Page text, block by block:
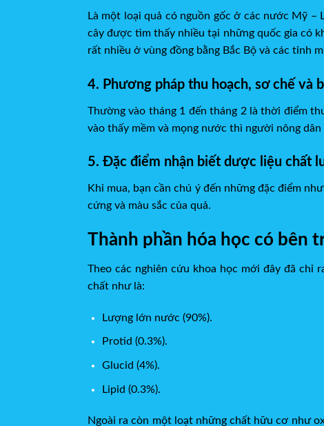
Là một loại quả có nguồn gốc ở các nước Mỹ
cây được tìm thấy nhiều tại những quốc gia có
rất nhiều ở vùng đồng bằng Bắc Bộ và các tỉnh
4. Phương pháp thu hoạch, sơ chế và
Thường vào tháng 1 đến tháng 2 là thời điểm
vào thấy mềm và mọng nước thì người nông
5. Đặc điểm nhận biết dược liệu chất
Khi mua, bạn cần chú ý đến những đặc điểm
cứng và màu sắc của quả.
Thành phần hóa học có bên
Theo các nghiên cứu khoa học mới đây đã chỉ
chất như là:
Lượng lớn nước (90%).
Protid (0.3%).
Glucid (4%).
Lipid (0.3%).
Ngoài ra còn một loạt những chất hữu cơ như